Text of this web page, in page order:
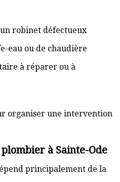
un robinet défectueux
eau ou de chaudière
à réparer ou à
organiser une intervention
à Sainte-Ode
principalement de la